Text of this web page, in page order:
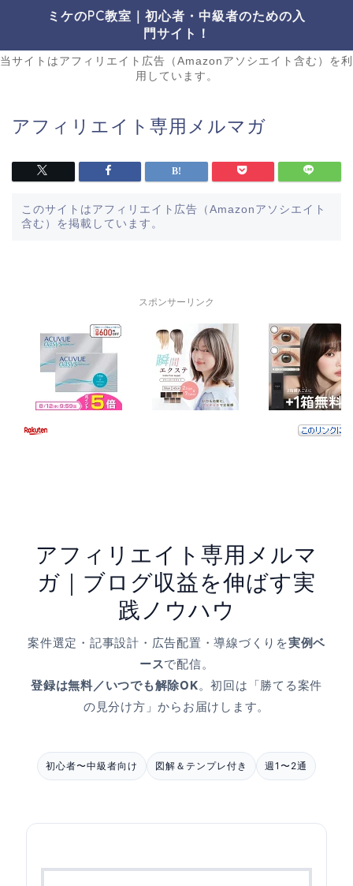
ミケのPC教室｜初心者・中級者のための入
門サイト！
当サイトはアフィリエイト広告（Amazonアソシエイト含む）を利
用しています。
アフィリエイト専用メルマガ
このサイトはアフィリエイト広告（Amazonアソシエイト
含む）を掲載しています。
スポンサーリンク
アフィリエイト専用メルマ
ガ｜ブログ収益を伸ばす実
践ノウハウ
案件選定・記事設計・広告配置・導線づくりを実例ベ
ースで配信。
登録は無料／いつでも解除OK。初回は「勝てる案件
の見分け方」からお届けします。
初心者〜中級者向け 図解＆テンプレ付き 週1〜2通